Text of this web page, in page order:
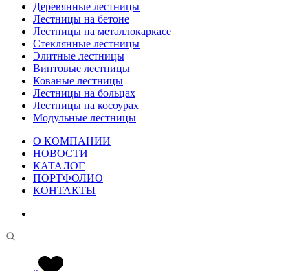
Деревянные лестницы
Лестницы на бетоне
Лестницы на металлокаркасе
Стеклянные лестницы
Элитные лестницы
Винтовые лестницы
Кованые лестницы
Лестницы на больцах
Лестницы на косоурах
Модульные лестницы
О КОМПАНИИ
НОВОСТИ
КАТАЛОГ
ПОРТФОЛИО
КОНТАКТЫ